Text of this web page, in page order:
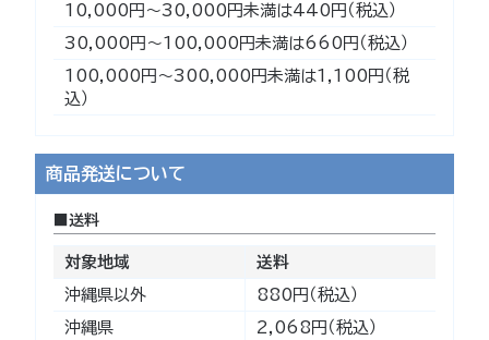
10,000円～30,000円未満は440円（税込）
30,000円～100,000円未満は660円（税込）
100,000円～300,000円未満は1,100円（税
込）
商品発送について
送料
対象地域
送料
沖縄県以外
880円（税込）
沖縄県
2,068円（税込）